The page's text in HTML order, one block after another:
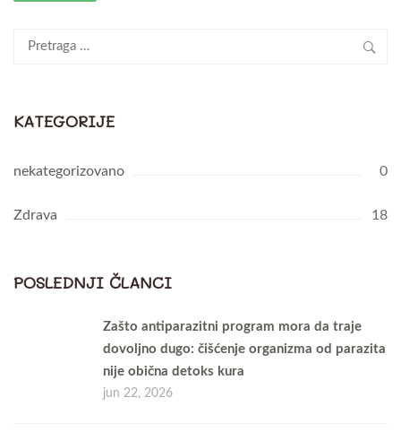
Pretraga
KATEGORIJE
nekategorizovano 0
Zdrava 18
POSLEDNJI ČLANCI
Zašto antiparazitni program mora da traje
dovoljno dugo: čišćenje organizma od parazita
nije obična detoks kura
jun 22, 2026